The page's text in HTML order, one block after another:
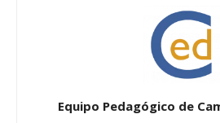
Equipo Pedagógico de